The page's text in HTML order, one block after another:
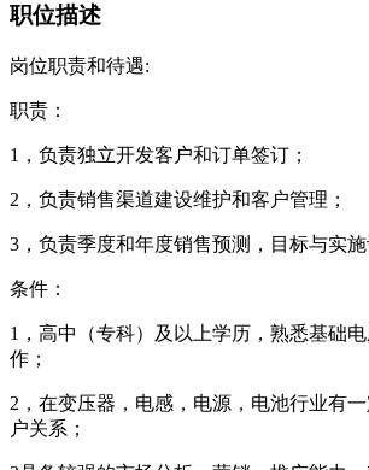
职位描述
岗位职责和待遇:
职责：
1，负责独立开发客户和订单签订；
2，负责销售渠道建设维护和客户管理；
3，负责季度和年度销售预测，目标与实施
条件：
1，高中（专科）及以上学历，熟悉基础电
作；
2，在变压器，电感，电源，电池行业有
户关系；